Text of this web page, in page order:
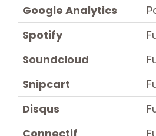
Google Analytics
Spotify
Soundcloud
Snipcart
Disqus